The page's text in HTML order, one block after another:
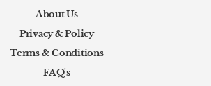
About Us
Privacy & Policy
Terms & Conditions
FAQ's